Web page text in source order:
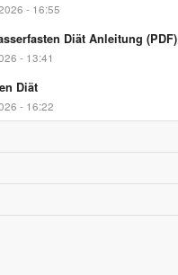
- 16:55
Diät Anleitung (PDF)
- 13:41
Diät
- 16:22